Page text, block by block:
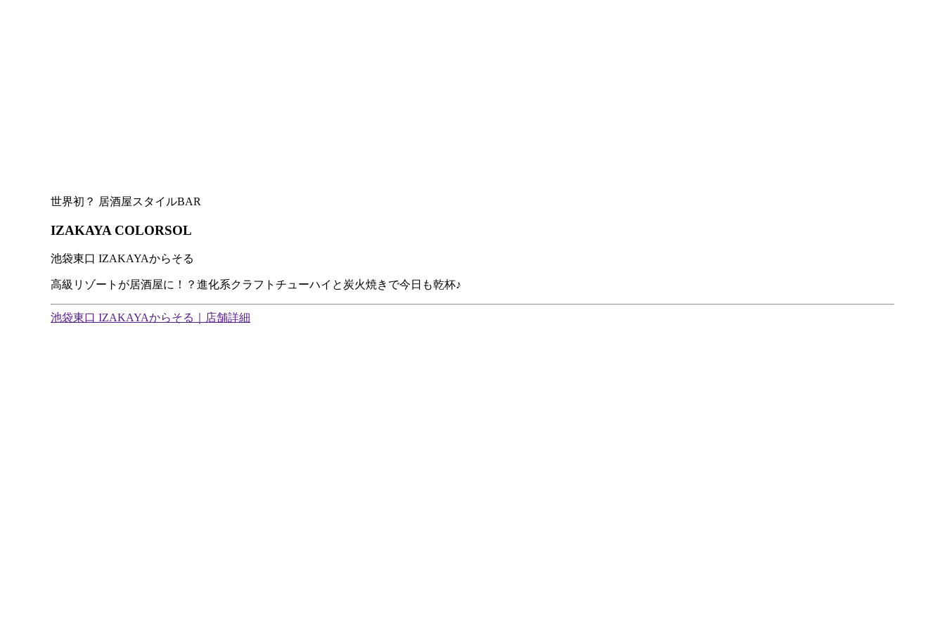
世界初？ 居酒屋スタイルBAR
IZAKAYA COLORSOL
池袋東口 IZAKAYAからそる
高級リゾートが居酒屋に！？進化系クラフトチューハイと炭火焼きで今日も乾杯♪
池袋東口 IZAKAYAからそる｜店舗詳細